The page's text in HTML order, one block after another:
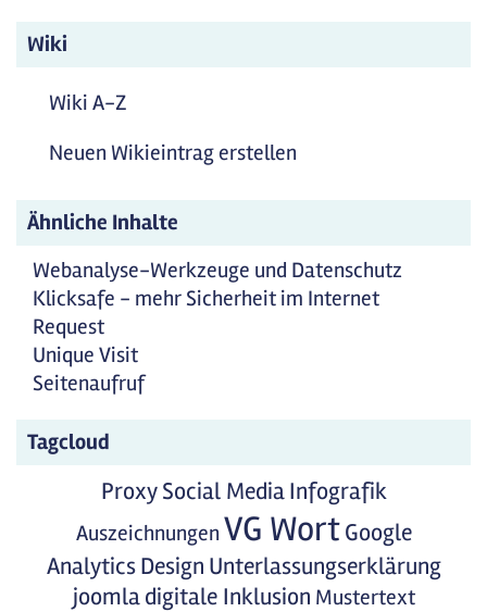
Wiki
Wiki A-Z
Neuen Wikieintrag erstellen
Ähnliche Inhalte
Webanalyse-Werkzeuge und Datenschutz
Klicksafe - mehr Sicherheit im Internet
Request
Unique Visit
Seitenaufruf
Tagcloud
Proxy Social Media Infografik
Auszeichnungen VG Wort Google
Analytics Design Unterlassungserklärung
joomla digitale Inklusion Mustertext